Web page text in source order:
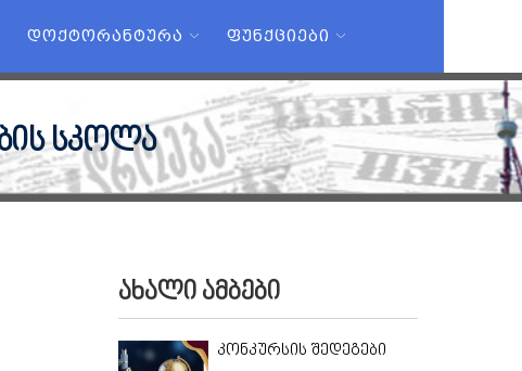
ᲓᲝᲥᲢᲝᲠᲐᲜᲢᲣᲠᲐ ᲤᲣᲜᲥᲪᲘᲔᲑᲘ
სკოლა
ახალი ამბები
კონკურსის შედეგები